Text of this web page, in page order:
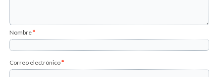
Nombre*
Correo electrónico*